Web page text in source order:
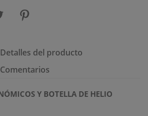
Detalles del producto
Comentarios
Y BOTELLA DE HELIO